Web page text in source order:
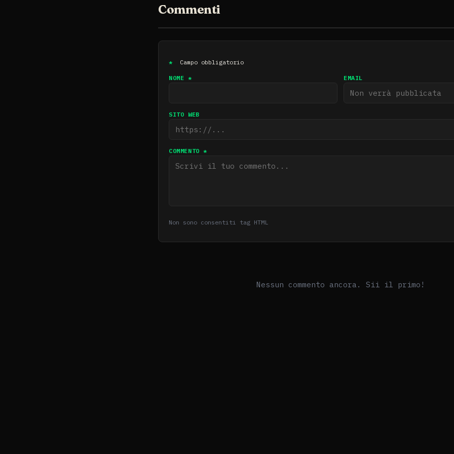
Commenti
* Campo obbligatorio
NOME * EMAIL
SITO WEB
COMMENTO *
Non sono consentiti tag HTML
Nessun commento ancora. Sii il primo!